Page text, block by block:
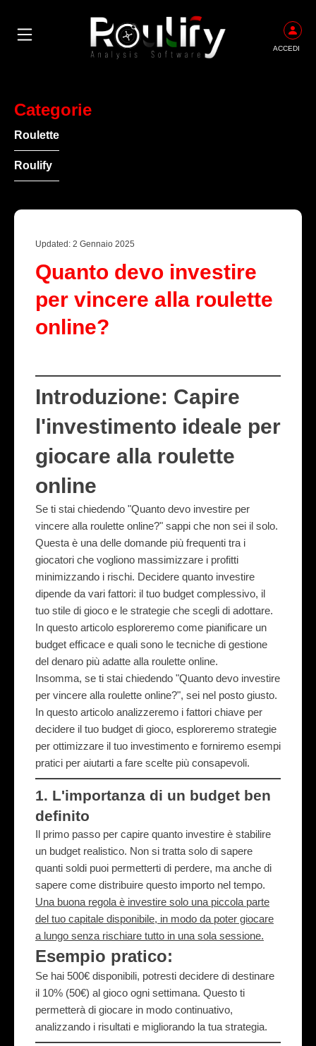
ACCEDI
Categorie
Roulette
Roulify
Updated: 2 Gennaio 2025
Quanto devo investire
per vincere alla roulette
online?
Introduzione: Capire
l'investimento ideale per
giocare alla roulette
online
Se ti stai chiedendo "Quanto devo investire per
vincere alla roulette online?" sappi che non sei il solo.
Questa è una delle domande più frequenti tra i
giocatori che vogliono massimizzare i profitti
minimizzando i rischi. Decidere quanto investire
dipende da vari fattori: il tuo budget complessivo, il
tuo stile di gioco e le strategie che scegli di adottare.
In questo articolo esploreremo come pianificare un
budget efficace e quali sono le tecniche di gestione
del denaro più adatte alla roulette online.
Insomma, se ti stai chiedendo "Quanto devo investire
per vincere alla roulette online?", sei nel posto giusto.
In questo articolo analizzeremo i fattori chiave per
decidere il tuo budget di gioco, esploreremo strategie
per ottimizzare il tuo investimento e forniremo esempi
pratici per aiutarti a fare scelte più consapevoli.
1. L'importanza di un budget ben
definito
Il primo passo per capire quanto investire è stabilire
un budget realistico. Non si tratta solo di sapere
quanti soldi puoi permetterti di perdere, ma anche di
sapere come distribuire questo importo nel tempo.
Una buona regola è investire solo una piccola parte
del tuo capitale disponibile, in modo da poter giocare
a lungo senza rischiare tutto in una sola sessione.
Esempio pratico:
Se hai 500€ disponibili, potresti decidere di destinare
il 10% (50€) al gioco ogni settimana. Questo ti
permetterà di giocare in modo continuativo,
analizzando i risultati e migliorando la tua strategia.